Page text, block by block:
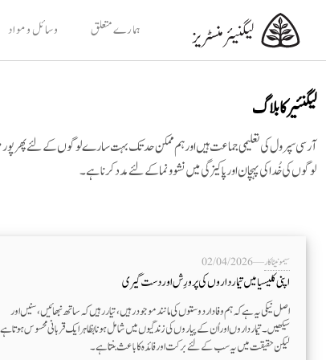
ہمارے متعلق وسائل و مواد
لیگنئیر کا بلاگ
آرسی سپرول کی تعلیمی جماعت ہیں اور ہم ممکن حد تک بہت سارے لوگوں کے لئے پھر پور
لوگوں کی خُدا کی پہچان اور پاکیزگی میں نشوونما کے لئے مدد کرنا ہے۔
سیمونیٹا کار—
02/04/2026
اپنی کلیسیا میں تیمارداروں کی پرورِش اور دست گیری
اصل نیکی یہ ہے کہ ہم وفادار دوستوں کی مانند موجود رہیں، تیار رہیں کہ ساتھ نبھائیں، سنیں اور
سیکھیں۔ تیمارداروں اور اُن کے پیاروں کی زندگیوں میں شامل ہونا بظاہر ایک قربانی محسوس ہوتا
لیکن حقیقت میں یہ سب کے لئے برکت اور فائدہ کا باعث بنتا ہے۔